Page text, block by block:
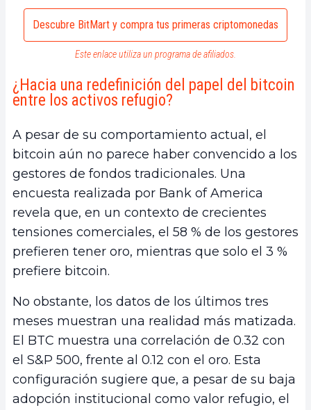
Descubre BitMart y compra tus primeras criptomonedas
Este enlace utiliza un programa de afiliados.
¿Hacia una redefinición del papel del bitcoin
entre los activos refugio?
A pesar de su comportamiento actual, el
bitcoin aún no parece haber convencido a los
gestores de fondos tradicionales. Una
encuesta realizada por Bank of America
revela que, en un contexto de crecientes
tensiones comerciales, el 58 % de los gestores
prefieren tener oro, mientras que solo el 3 %
prefiere bitcoin.
No obstante, los datos de los últimos tres
meses muestran una realidad más matizada.
El BTC muestra una correlación de 0.32 con
el S&P 500, frente al 0.12 con el oro. Esta
configuración sugiere que, a pesar de su baja
adopción institucional como valor refugio, el